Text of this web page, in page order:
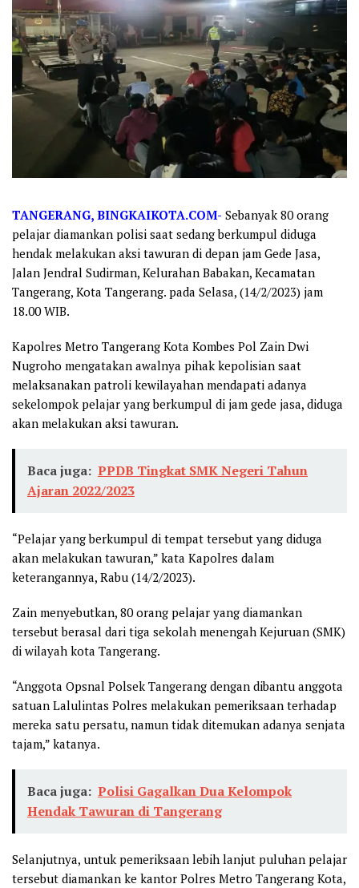
TANGERANG, BINGKAIKOTA.COM- Sebanyak 80 orang
pelajar diamankan polisi saat sedang berkumpul diduga
hendak melakukan aksi tawuran di depan jam Gede Jasa,
Jalan Jendral Sudirman, Kelurahan Babakan, Kecamatan
Tangerang, Kota Tangerang. pada Selasa, (14/2/2023) jam
18.00 WIB.
Kapolres Metro Tangerang Kota Kombes Pol Zain Dwi
Nugroho mengatakan awalnya pihak kepolisian saat
melaksanakan patroli kewilayahan mendapati adanya
sekelompok pelajar yang berkumpul di jam gede jasa, diduga
akan melakukan aksi tawuran.
Baca juga: PPDB Tingkat SMK Negeri Tahun
Ajaran 2022/2023
“Pelajar yang berkumpul di tempat tersebut yang diduga
akan melakukan tawuran,” kata Kapolres dalam
keterangannya, Rabu (14/2/2023).
Zain menyebutkan, 80 orang pelajar yang diamankan
tersebut berasal dari tiga sekolah menengah Kejuruan (SMK)
di wilayah kota Tangerang.
“Anggota Opsnal Polsek Tangerang dengan dibantu anggota
satuan Lalulintas Polres melakukan pemeriksaan terhadap
mereka satu persatu, namun tidak ditemukan adanya senjata
tajam,” katanya.
Baca juga: Polisi Gagalkan Dua Kelompok
Hendak Tawuran di Tangerang
Selanjutnya, untuk pemeriksaan lebih lanjut puluhan pelajar
tersebut diamankan ke kantor Polres Metro Tangerang Kota,